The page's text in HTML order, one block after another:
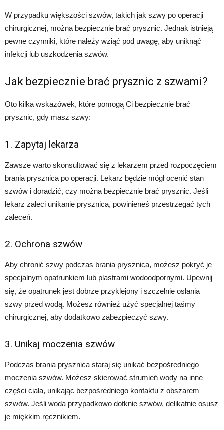
W przypadku większości szwów, takich jak szwy po operacji
chirurgicznej, można bezpiecznie brać prysznic. Jednak istnieją
pewne czynniki, które należy wziąć pod uwagę, aby uniknąć
infekcji lub uszkodzenia szwów.
Jak bezpiecznie brać prysznic z szwami?
Oto kilka wskazówek, które pomogą Ci bezpiecznie brać
prysznic, gdy masz szwy:
1. Zapytaj lekarza
Zawsze warto skonsultować się z lekarzem przed rozpoczęciem
brania prysznica po operacji. Lekarz będzie mógł ocenić stan
szwów i doradzić, czy można bezpiecznie brać prysznic. Jeśli
lekarz zaleci unikanie prysznica, powinieneś przestrzegać tych
zaleceń.
2. Ochrona szwów
Aby chronić szwy podczas brania prysznica, możesz pokryć je
specjalnym opatrunkiem lub plastrami wodoodpornymi. Upewnij
się, że opatrunek jest dobrze przyklejony i szczelnie osłania
szwy przed wodą. Możesz również użyć specjalnej taśmy
chirurgicznej, aby dodatkowo zabezpieczyć szwy.
3. Unikaj moczenia szwów
Podczas brania prysznica staraj się unikać bezpośredniego
moczenia szwów. Możesz skierować strumień wody na inne
części ciała, unikając bezpośredniego kontaktu z obszarem
szwów. Jeśli woda przypadkowo dotknie szwów, delikatnie osusz
je miękkim ręcznikiem.